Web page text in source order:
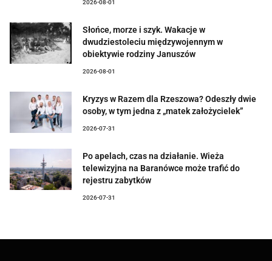
2026-08-01
Słońce, morze i szyk. Wakacje w
dwudziestoleciu międzywojennym w
obiektywie rodziny Januszów
2026-08-01
Kryzys w Razem dla Rzeszowa? Odeszły dwie
osoby, w tym jedna z „matek założycielek”
2026-07-31
Po apelach, czas na działanie. Wieża
telewizyjna na Baranówce może trafić do
rejestru zabytków
2026-07-31